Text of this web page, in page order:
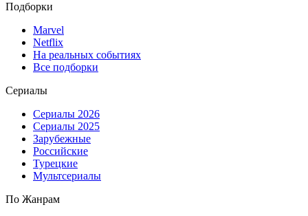
Подборки
Marvel
Netflix
На реальных событиях
Все подборки
Сериалы
Сериалы 2026
Сериалы 2025
Зарубежные
Российские
Турецкие
Мультсериалы
По Жанрам